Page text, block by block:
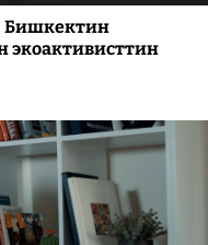
Бишкектин
экоактивисттин